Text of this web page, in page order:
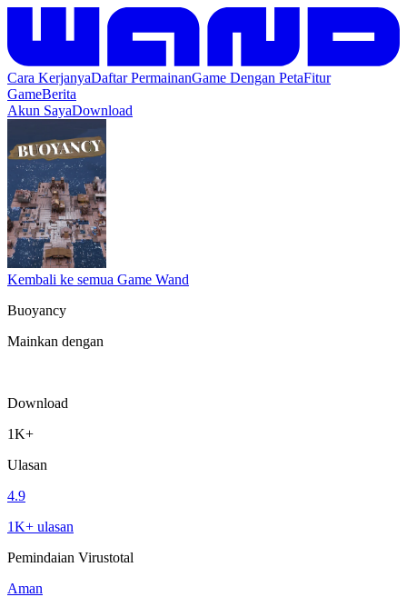
Cara KerjanyaDaftar PermainanGame Dengan PetaFitur
GameBerita
Akun SayaDownload
Kembali ke semua Game Wand
Buoyancy
Mainkan dengan
Download
1K+
Ulasan
4.9
1K+ ulasan
Pemindaian Virustotal
Aman